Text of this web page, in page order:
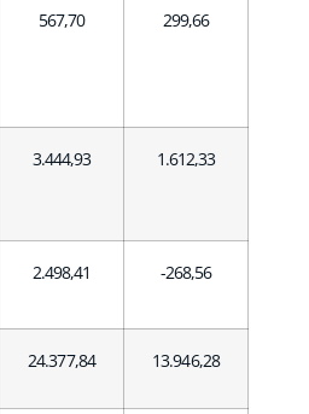
567,70 299,66
3.444,93 1.612,33
2.498,41 -268,56
24.377,84 13.946,28